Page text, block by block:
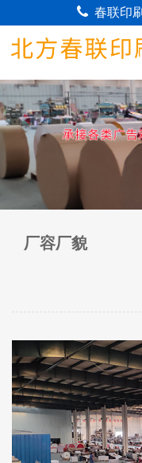
春联印
厂容厂貌